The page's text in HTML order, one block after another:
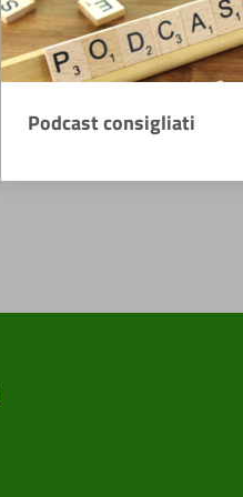
Podcast consigliati